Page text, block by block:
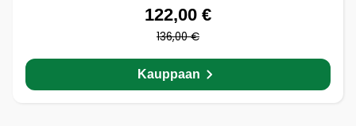
122,00 €
136,00 €
Kauppaan